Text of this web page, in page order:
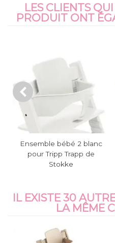
LES CLIENTS
PRODUIT ONT
Ensemble bébé 2 blanc
pour Tripp Trapp de
Stokke
IL EXISTE 30
LA MÊME